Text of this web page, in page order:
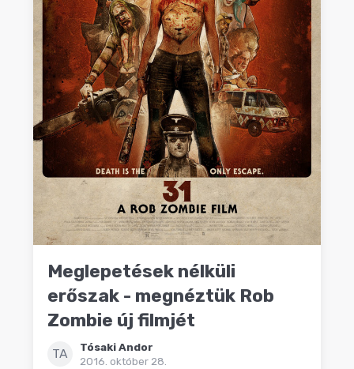
Meglepetések nélküli
erőszak - megnéztük Rob
Zombie új filmjét
TA
Tósaki Andor
2016. október 28.